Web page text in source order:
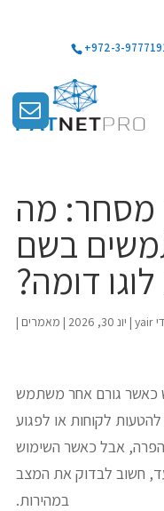
+972-3-
מסחר: מה
בשם
לוגו דומה?
yair
| יונ 30, 2026 | מאמרים |
כאשר גורם אחר משתמש
לקוחות או לפגוע
הפרה, אבל כאשר השימוש
חשוב לבדוק את המצב
במהירות.